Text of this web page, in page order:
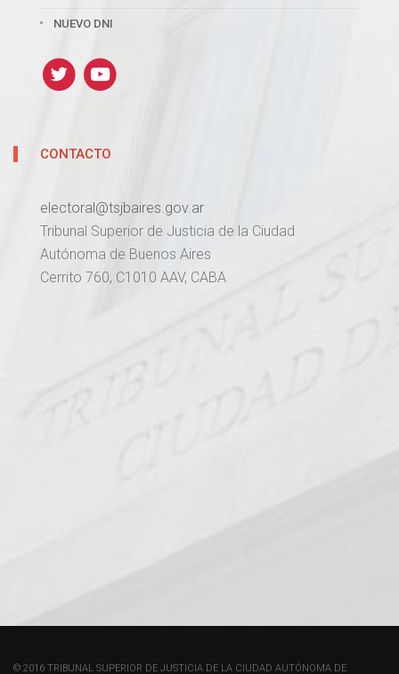
NUEVO DNI
CONTACTO
electoral@tsjbaires.gov.ar
Tribunal Superior de Justicia de la Ciudad
Autónoma de Buenos Aires
Cerrito 760, C1010 AAV, CABA
© 2016 TRIBUNAL SUPERIOR DE JUSTICIA DE LA CIUDAD AUTÓNOMA DE